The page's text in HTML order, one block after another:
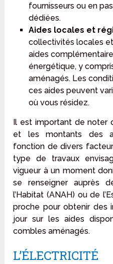
fournisseurs ou en
dédiées.
Aides locales et
collectivités locales
aides
énergétique, y
aménagés. Les
ces aides peuvent
où vous résidez.
Il est important de noter
et les montants des
fonction de divers
type de travaux
vigueur à un moment
se renseigner auprès
l’Habitat (ANAH) ou de
proche pour obtenir des
jour sur les aides
combles aménagés.
L’ÉLECTRICITÉ